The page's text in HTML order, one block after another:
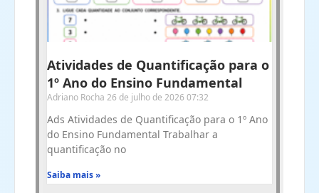
Atividades de Quantificação para o
1º Ano do Ensino Fundamental
Adriano Rocha 26 de julho de 2026 07:32
Ads Atividades de Quantificação para o 1º Ano
do Ensino Fundamental Trabalhar a
quantificação no
Saiba mais »